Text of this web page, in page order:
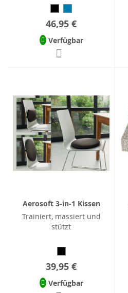
46,95 €
Verfügbar
Aerosoft 3-in-1 Kissen
Trainiert, massiert und
stützt
39,95 €
Verfügbar